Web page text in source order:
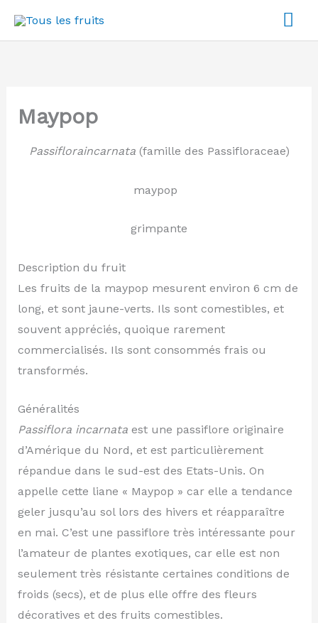
Maypop
Passifloraincarnata(famille des Passifloraceae)
maypop
grimpante
Description du fruit
Les fruits de la maypop mesurent environ 6 cm de
long, et sont jaune-verts. Ils sont comestibles, et
souvent appréciés, quoique rarement
commercialisés. Ils sont consommés frais ou
transformés.
Généralités
Passiflora incarnataest une passiflore originaire
d’Amérique du Nord, et est particulièrement
répandue dans le sud-est des Etats-Unis. On
appelle cette liane « Maypop » car elle a tendance
geler jusqu’au sol lors des hivers et réapparaître
en mai. C’est une passiflore très intéressante pour
l’amateur de plantes exotiques, car elle est non
seulement très résistante certaines conditions de
froids (secs), et de plus elle offre des fleurs
décoratives et des fruits comestibles.